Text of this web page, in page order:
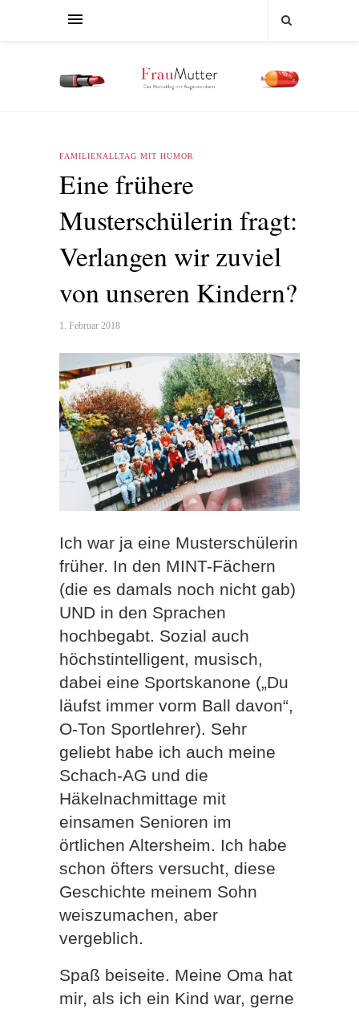
FAMILIENALLTAG MIT HUMOR
Eine frühere
Musterschülerin fragt:
Verlangen wir zuviel
von unseren Kindern?
1. Februar 2018
Ich war ja eine Musterschülerin
früher. In den MINT-Fächern
(die es damals noch nicht gab)
UND in den Sprachen
hochbegabt. Sozial auch
höchstintelligent, musisch,
dabei eine Sportskanone („Du
läufst immer vorm Ball davon“,
O-Ton Sportlehrer). Sehr
geliebt habe ich auch meine
Schach-AG und die
Häkelnachmittage mit
einsamen Senioren im
örtlichen Altersheim. Ich habe
schon öfters versucht, diese
Geschichte meinem Sohn
weiszumachen, aber
vergeblich.
Spaß beiseite. Meine Oma hat
mir, als ich ein Kind war, gerne